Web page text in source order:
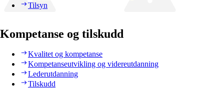
Tilsyn
Kompetanse og tilskudd
Kvalitet og kompetanse
Kompetanseutvikling og videreutdanning
Lederutdanning
Tilskudd